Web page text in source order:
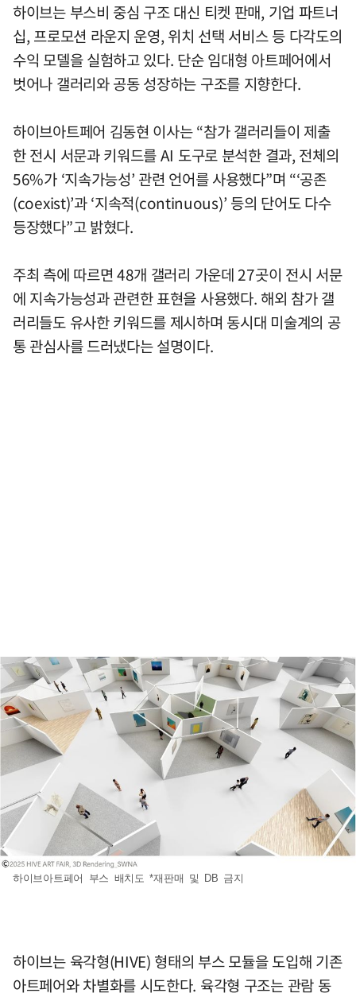
하이브는 부스비 중심 구조 대신 티켓 판매, 기업 파트너
십, 프로모션 라운지 운영, 위치 선택 서비스 등 다각도의
수익 모델을 실험하고 있다. 단순 임대형 아트페어에서
벗어나 갤러리와 공동 성장하는 구조를 지향한다.
하이브아트페어 김동현 이사는 “참가 갤러리들이 제출
한 전시 서문과 키워드를 AI 도구로 분석한 결과, 전체의
56%가 ‘지속가능성’ 관련 언어를 사용했다”며 “‘공존
(coexist)’과 ‘지속적(continuous)’ 등의 단어도 다수
등장했다”고 밝혔다.
주최 측에 따르면 48개 갤러리 가운데 27곳이 전시 서문
에 지속가능성과 관련한 표현을 사용했다. 해외 참가 갤
러리들도 유사한 키워드를 제시하며 동시대 미술계의 공
통 관심사를 드러냈다는 설명이다.
하이브아트페어 부스 배치도 *재판매 및 DB 금지
하이브는 육각형(HIVE) 형태의 부스 모듈을 도입해 기존
아트페어와 차별화를 시도한다. 육각형 구조는 관람 동